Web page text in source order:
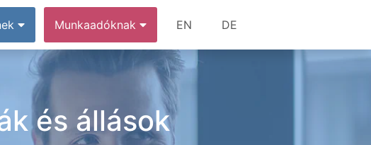
Munkaadóknak EN DE
és állások